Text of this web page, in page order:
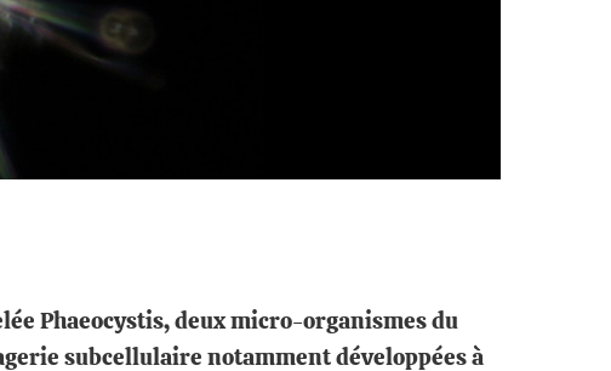
Phaeocystis, deux micro-organismes du
subcellulaire notamment développées à